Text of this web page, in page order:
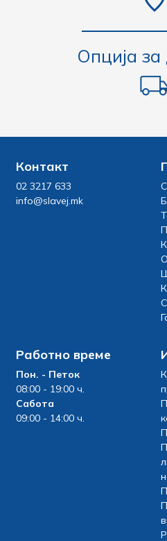
Опција за
Контакт
02 3217 633
info@slavej.mk
Работно време
Пон. - Петок
08:00 - 19:00 ч.
Сабота
09:00 - 14:00 ч.